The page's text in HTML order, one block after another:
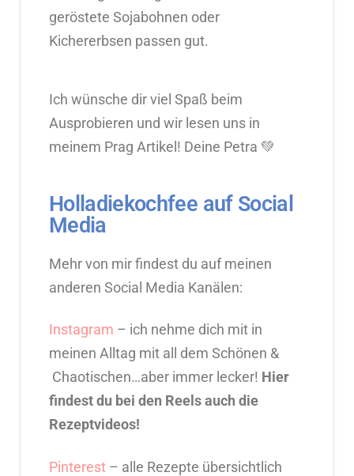
geröstete Sojabohnen oder
Kichererbsen passen gut.
Ich wünsche dir viel Spaß beim
Ausprobieren und wir lesen uns in
meinem Prag Artikel! Deine Petra 💚
Holladiekochfee auf Social
Media
Mehr von mir findest du auf meinen
anderen Social Media Kanälen:
Instagram – ich nehme dich mit in
meinen Alltag mit all dem Schönen &
Chaotischen…aber immer lecker! Hier
findest du bei den Reels auch die
Rezeptvideos!
Pinterest– alle Rezepte übersichtlich